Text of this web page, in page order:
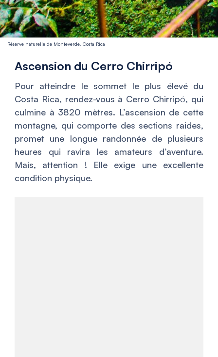
Réserve naturelle de Monteverde, Costa Rica
Ascension du Cerro Chirripó
Pour atteindre le sommet le plus élevé du
Costa Rica, rendez-vous à Cerro Chirripó, qui
culmine à 3820 mètres. L’ascension de cette
montagne, qui comporte des sections raides,
promet une longue randonnée de plusieurs
heures qui ravira les amateurs d’aventure.
Mais, attention ! Elle exige une excellente
condition physique.